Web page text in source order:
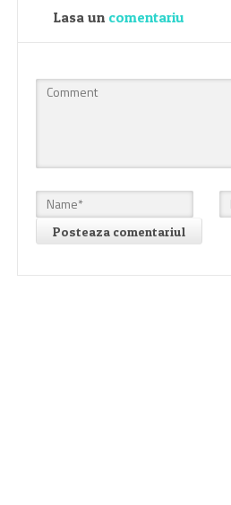
Lasa un comentariu